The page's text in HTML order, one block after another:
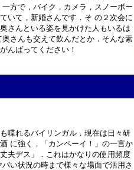
方で，バイク，カメラ，スノーボー
いて，新婚さんです．そ の２次会に
さんといる姿を見かけた人もいるは
さんも交えて飲んだとか．そんな素
んばってください！
喋れるバイリンガル．現在は日々研
に強く，「カンペーイ！」の一言か
夫デス」．これはかなりの使用頻度
い状況の時まで様々な場面で活用さ